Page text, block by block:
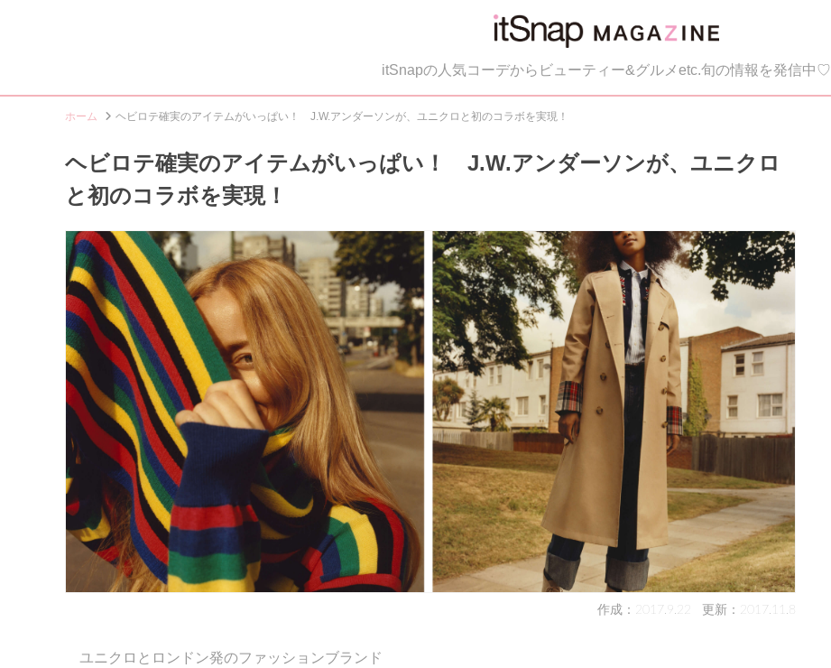
itSnapの人気コーデからビューティー&グルメetc.旬の情報を発信中♡
ホーム ヘビロテ確実のアイテムがいっぱい！ J.W.アンダーソンが、ユニクロと初のコラボを実現！
ヘビロテ確実のアイテムがいっぱい！ J.W.アンダーソンが、ユニクロ
と初のコラボを実現！
作成：2017.9.22 更新：2017.11.8
ユニクロとロンドン発のファッションブランド